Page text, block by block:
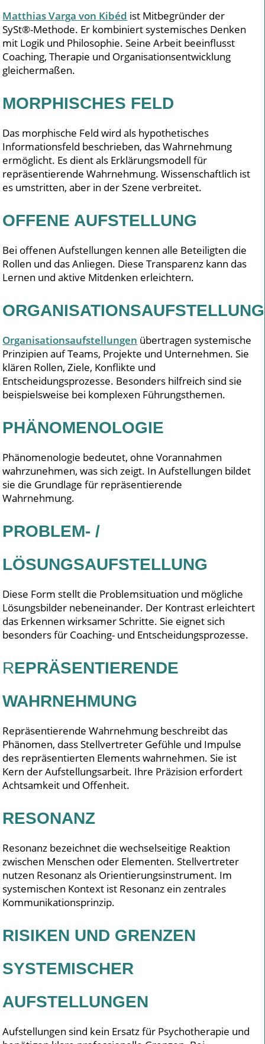
Matthias Varga von Kibéd ist Mitbegründer der
SySt®-Methode. Er kombiniert systemisches Denken
mit Logik und Philosophie. Seine Arbeit beeinflusst
Coaching, Therapie und Organisationsentwicklung
gleichermaßen.
MORPHISCHES FELD
Das morphische Feld wird als hypothetisches
Informationsfeld beschrieben, das Wahrnehmung
ermöglicht. Es dient als Erklärungsmodell für
repräsentierende Wahrnehmung. Wissenschaftlich ist
es umstritten, aber in der Szene verbreitet.
OFFENE AUFSTELLUNG
Bei offenen Aufstellungen kennen alle Beteiligten die
Rollen und das Anliegen. Diese Transparenz kann das
Lernen und aktive Mitdenken erleichtern.
ORGANISATIONSAUFSTELLUNG
Organisationsaufstellungen übertragen systemische
Prinzipien auf Teams, Projekte und Unternehmen. Sie
klären Rollen, Ziele, Konflikte und
Entscheidungsprozesse. Besonders hilfreich sind sie
beispielsweise bei komplexen Führungsthemen.
PHÄNOMENOLOGIE
Phänomenologie bedeutet, ohne Vorannahmen
wahrzunehmen, was sich zeigt. In Aufstellungen bildet
sie die Grundlage für repräsentierende
Wahrnehmung.
PROBLEM- /
LÖSUNGSAUFSTELLUNG
Diese Form stellt die Problemsituation und mögliche
Lösungsbilder nebeneinander. Der Kontrast erleichtert
das Erkennen wirksamer Schritte. Sie eignet sich
besonders für Coaching- und Entscheidungsprozesse.
REPRÄSENTIERENDE
WAHRNEHMUNG
Repräsentierende Wahrnehmung beschreibt das
Phänomen, dass Stellvertreter Gefühle und Impulse
des repräsentierten Elements wahrnehmen. Sie ist
Kern der Aufstellungsarbeit. Ihre Präzision erfordert
Achtsamkeit und Offenheit.
RESONANZ
Resonanz bezeichnet die wechselseitige Reaktion
zwischen Menschen oder Elementen. Stellvertreter
nutzen Resonanz als Orientierungsinstrument. Im
systemischen Kontext ist Resonanz ein zentrales
Kommunikationsprinzip.
RISIKEN UND GRENZEN
SYSTEMISCHER
AUFSTELLUNGEN
Aufstellungen sind kein Ersatz für Psychotherapie und